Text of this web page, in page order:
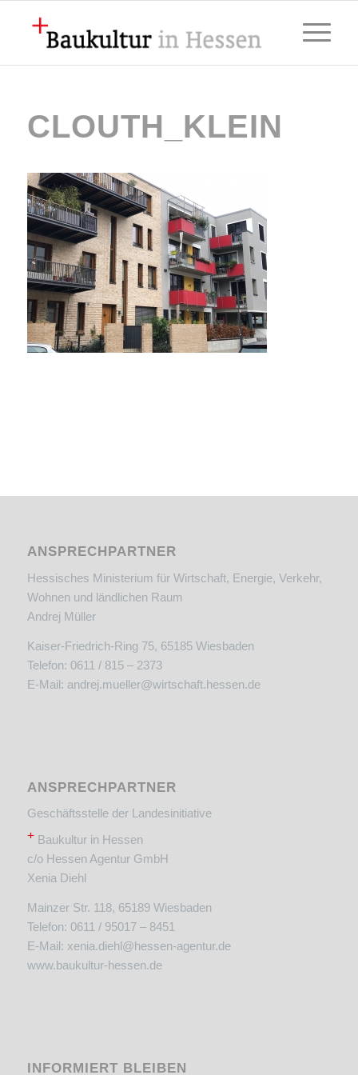
CLOUTH_KLEIN
ANSPRECHPARTNER
Hessisches Ministerium für Wirtschaft, Energie, Verkehr,
Wohnen und ländlichen Raum
Andrej Müller
Kaiser-Friedrich-Ring 75, 65185 Wiesbaden
Telefon: 0611 / 815 – 2373
E-Mail: andrej.mueller@wirtschaft.hessen.de
ANSPRECHPARTNER
Geschäftsstelle der Landesinitiative
+Baukultur in Hessen
c/o Hessen Agentur GmbH
Xenia Diehl
Mainzer Str. 118, 65189 Wiesbaden
Telefon: 0611 / 95017 – 8451
E-Mail: xenia.diehl@hessen-agentur.de
www.baukultur-hessen.de
INFORMIERT BLEIBEN